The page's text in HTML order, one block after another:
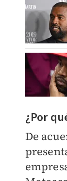
¿​Por
De